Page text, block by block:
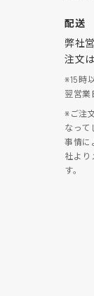
配送
弊社
注文は
※15時
翌営業
※ご注
なって
事情に
社より
す。